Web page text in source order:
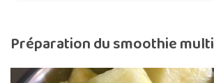
Préparation du smoothie